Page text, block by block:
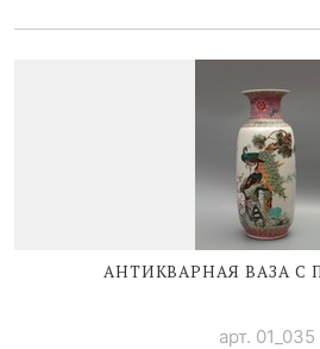
АНТИКВАРНАЯ ВАЗА С
арт. 01_035